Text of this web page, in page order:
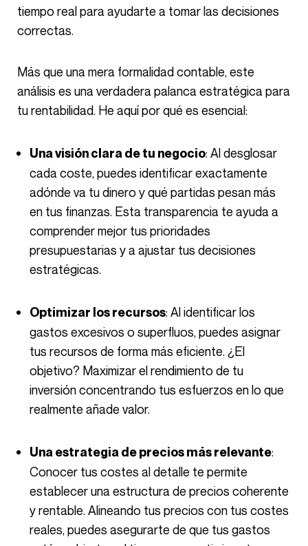
tiempo real para ayudarte a tomar las decisiones
correctas.
Más que una mera formalidad contable, este
análisis es una verdadera palanca estratégica para
tu rentabilidad. He aquí por qué es esencial:
Una visión clara de tu negocio: Al desglosar
cada coste, puedes identificar exactamente
adónde va tu dinero y qué partidas pesan más
en tus finanzas. Esta transparencia te ayuda a
comprender mejor tus prioridades
presupuestarias y a ajustar tus decisiones
estratégicas.
Optimizar los recursos: Al identificar los
gastos excesivos o superfluos, puedes asignar
tus recursos de forma más eficiente. ¿El
objetivo? Maximizar el rendimiento de tu
inversión concentrando tus esfuerzos en lo que
realmente añade valor.
Una estrategia de precios más relevante:
Conocer tus costes al detalle te permite
establecer una estructura de precios coherente
y rentable. Alineando tus precios con tus costes
reales, puedes asegurarte de que tus gastos